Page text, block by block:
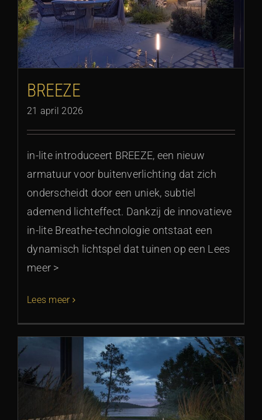
BREEZE
21 april 2026
in-lite introduceert BREEZE, een nieuw
armatuur voor buitenverlichting dat zich
onderscheidt door een uniek, subtiel
ademend lichteffect. Dankzij de innovatieve
in-lite Breathe-technologie ontstaat een
dynamisch lichtspel dat tuinen op een Lees
meer >
Lees meer